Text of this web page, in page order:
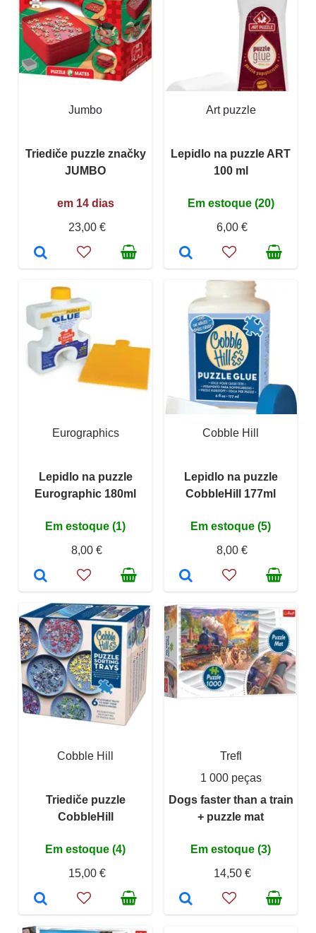
Jumbo
Triediče puzzle značky
JUMBO
em 14 dias
23,00 €
Art puzzle
Lepidlo na puzzle ART
100 ml
Em estoque (20)
6,00 €
Eurographics
Lepidlo na puzzle
Eurographic 180ml
Em estoque (1)
8,00 €
Cobble Hill
Lepidlo na puzzle
CobbleHill 177ml
Em estoque (5)
8,00 €
Cobble Hill
Triediče puzzle
CobbleHill
Em estoque (4)
15,00 €
Trefl
1 000 peças
Dogs faster than a train
+ puzzle mat
Em estoque (3)
14,50 €